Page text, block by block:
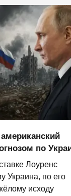
по
Лоуренс
Украина, по его
исходу